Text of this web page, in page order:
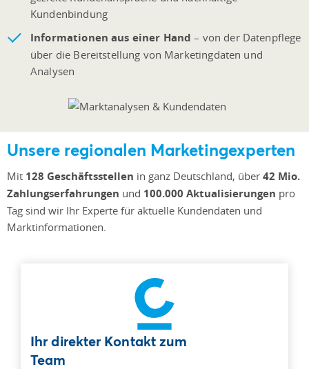
Kundenbindung
Informationen aus einer Hand– von der Datenpflege
über die Bereitstellung von Marketingdaten und
Analysen
Unsere regionalen Marketingexperten
Mit 128 Geschäftsstellen in ganz Deutschland, über 42 Mio.
Zahlungserfahrungen und 100.000 Aktualisierungen pro
Tag sind wir Ihr Experte für aktuelle Kundendaten und
Marktinformationen.
Ihr direkter Kontakt zum
Team